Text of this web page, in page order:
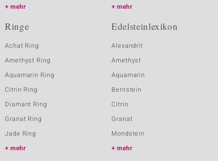
mehr
mehr
Ringe
Achat Ring
Amethyst Ring
Aquamarin Ring
Citrin Ring
Diamant Ring
Granat Ring
Jade Ring
mehr
Edelsteinlexikon
Alexandrit
Amethyst
Aquamarin
Bernstein
Citrin
Granat
Mondstein
mehr